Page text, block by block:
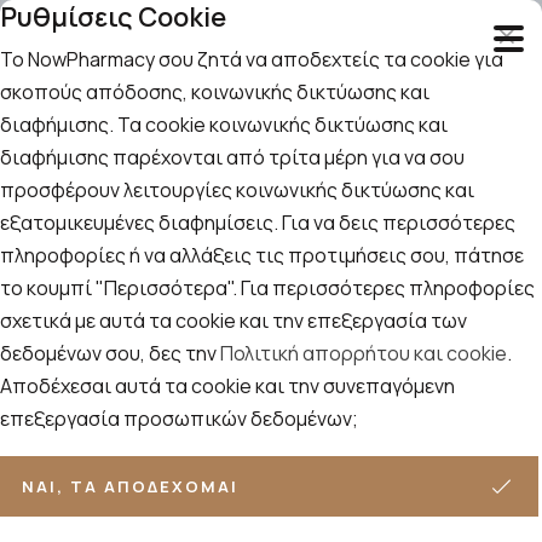
Αναζήτηση
Αρχική / Εταιρίες / Avene / Avene Les Essentiels
Avene Les Essentiels
Ταξινόμηση
Προβολή
ΦΊΛΤΡΑ
3 ΠΡΟΪΌΝΤΑ
Ρυθμίσεις Cookie
Το NowPharmacy σου ζητά να αποδεχτείς τα cookie για
σκοπούς απόδοσης, κοινωνικής δικτύωσης και
διαφήμισης. Τα cookie κοινωνικής δικτύωσης και
διαφήμισης παρέχονται από τρίτα μέρη για να σου
προσφέρουν λειτουργίες κοινωνικής δικτύωσης και
εξατομικευμένες διαφημίσεις. Για να δεις περισσότερες
πληροφορίες ή να αλλάξεις τις προτιμήσεις σου, πάτησε
το κουμπί "Περισσότερα". Για περισσότερες πληροφορίες
σχετικά με αυτά τα cookie και την επεξεργασία των
δεδομένων σου, δες τηνΠολιτική απορρήτου και cookie.
Αποδέχεσαι αυτά τα cookie και την συνεπαγόμενη
επεξεργασία προσωπικών δεδομένων;
ΝΑΙ, ΤΑ ΑΠΟΔΈΧΟΜΑΙ